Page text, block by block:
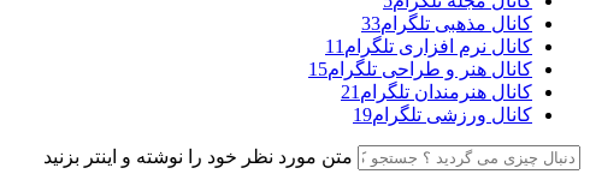
کانال مذهبی تلگرام33
کانال نرم افزاری تلگرام 11
کانال هنر و طراحی تلگرام15
کانال هنرمندان تلگرام 21
کانال ورزشی تلگرام19
متن مورد نظر خود را نوشته و اینتر بزنید